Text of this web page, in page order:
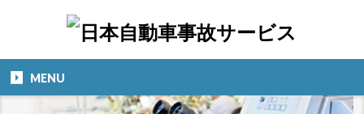
MENU